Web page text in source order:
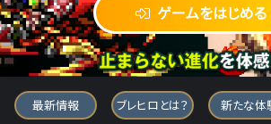
ゲームをはじめる
ブレイブ フロンティア
最新情報 ブレヒロとは？ 新たな体